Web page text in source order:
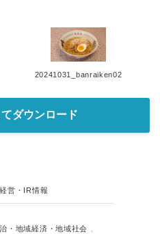
20241031_banraiken02
ダウンロード
経営・IR情報
・地域経済・地域社会